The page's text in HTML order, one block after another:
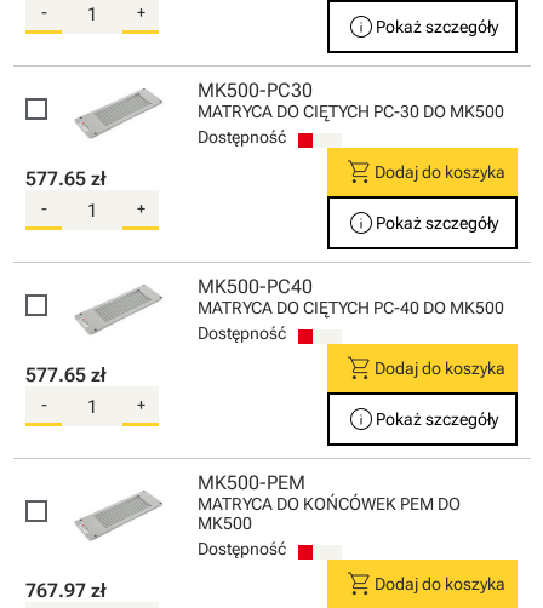
- + info Pokaż szczegóły
MK500-PC30
MATRYCA DO CIĘTYCH PC-30 DO MK500
Dostępność
577.65 zł
- +
shopping_cart Dodaj do koszyka
info Pokaż szczegóły
MK500-PC40
MATRYCA DO CIĘTYCH PC-40 DO MK500
Dostępność
577.65 zł
- +
shopping_cart Dodaj do koszyka
info Pokaż szczegóły
MK500-PEM
MATRYCA DO KOŃCÓWEK PEM DO
MK500
Dostępność
767.97 zł shopping_cart Dodaj do koszyka